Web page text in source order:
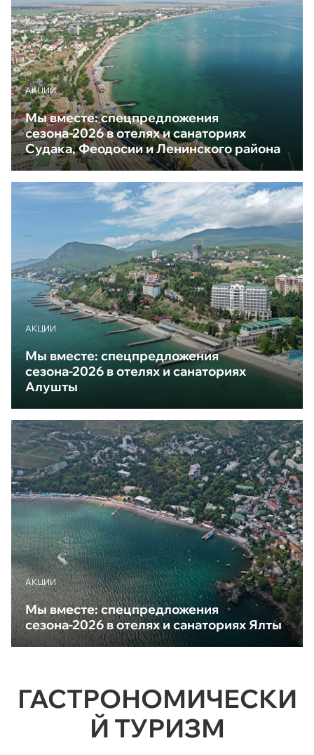
АКЦИИ
Мы вместе: спецпредложения
сезона-2026 в отелях и санаториях
Судака, Феодосии и Ленинского района
АКЦИИ
Мы вместе: спецпредложения
сезона-2026 в отелях и санаториях
Алушты
АКЦИИ
Мы вместе: спецпредложения
сезона-2026 в отелях и санаториях Ялты
ГАСТРОНОМИЧЕСКИ
Й ТУРИЗМ